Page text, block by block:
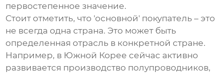
первостепенное значение.
Стоит отметить, что 'основной' покупатель – это
не всегда одна страна. Это может быть
определенная отрасль в конкретной стране.
Например, в Южной Корее сейчас активно
развивается производство полупроводников,